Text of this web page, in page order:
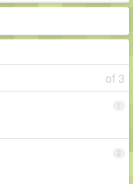
of 3
1
2